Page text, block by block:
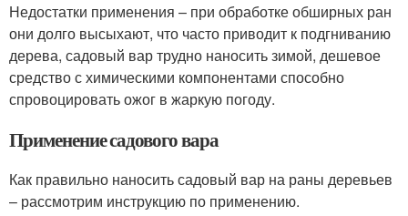
Недостатки применения – при обработке обширных ран
они долго высыхают, что часто приводит к подгниванию
дерева, садовый вар трудно наносить зимой, дешевое
средство с химическими компонентами способно
спровоцировать ожог в жаркую погоду.
Применение садового вара
Как правильно наносить садовый вар на раны деревьев
– рассмотрим инструкцию по применению.